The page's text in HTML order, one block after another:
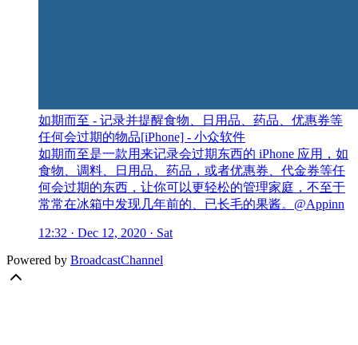
如期而至 - 记录并提醒食物、日用品、药品、优惠券等
任何会过期的物品[iPhone] - 小众软件
如期而至是一款用来记录会过期东西的 iPhone 应用，如
食物、调料、日用品、药品，或者优惠券、代金券等任
何会过期的东西，让你可以更轻松的管理家庭，不至于
常常在冰箱中发现几年前的、已长毛的果酱。@Appinn
12:32 · Dec 12, 2020 · Sat
Powered by BroadcastChannel